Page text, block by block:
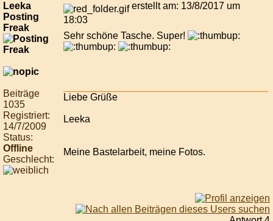
Leeka
Posting
Freak
Beiträge
1035
Registriert:
14/7/2009
Status:
Offline
Geschlecht:
erstellt am: 13/8/2017 um
18:03
Sehr schöne Tasche. Super!
Liebe Grüße
Leeka
Meine Bastelarbeit, meine Fotos.